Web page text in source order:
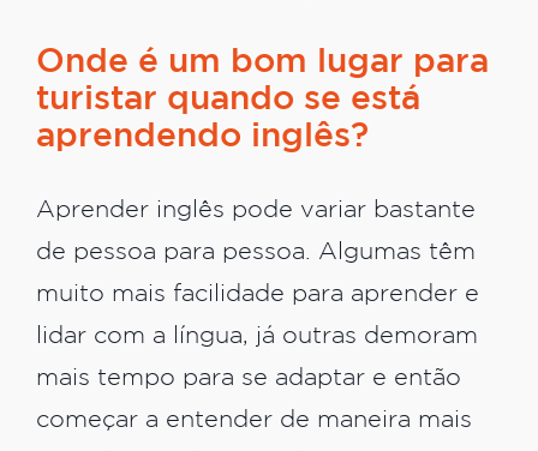
Onde é um bom lugar para
turistar quando se está
aprendendo inglês?
Aprender inglês pode variar bastante
de pessoa para pessoa. Algumas têm
muito mais facilidade para aprender e
lidar com a língua, já outras demoram
mais tempo para se adaptar e então
começar a entender de maneira mais